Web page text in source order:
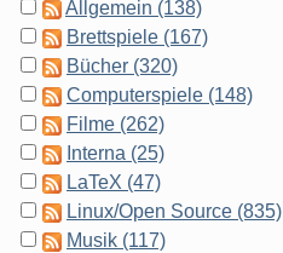
Allgemein (138)
Brettspiele (167)
Bücher (320)
Computerspiele (148)
Filme (262)
Interna (25)
LaTeX (47)
Linux/Open Source (835)
Musik (117)